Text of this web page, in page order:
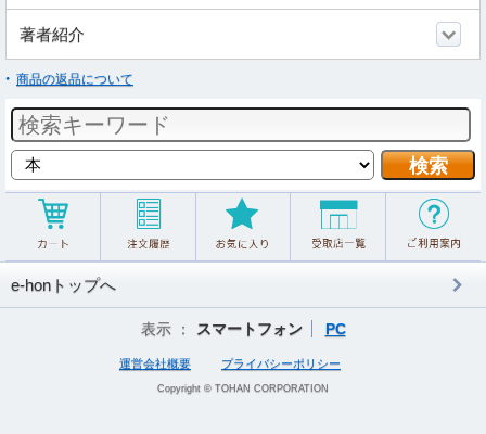
著者紹介
商品の返品について
e-honトップへ
表示 ： スマートフォン PC
運営会社概要 プライバシーポリシー
Copyright © TOHAN CORPORATION